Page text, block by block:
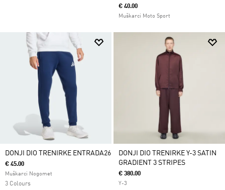
€ 40.00
Muškarci Moto Sport
DONJI DIO TRENIRKE ENTRADA26
€ 45.00
Muškarci Nogomet
3 Colours
DONJI DIO TRENIRKE Y-3 SATIN
GRADIENT 3 STRIPES
€ 380.00
Y-3